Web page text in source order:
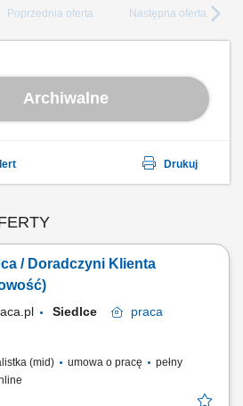
Poprzednia oferta Następna oferta
Archiwalne
Drukuj
/ Doradczyni Klienta
Siedlce
praca
(mid) umowa o pracę
pełny